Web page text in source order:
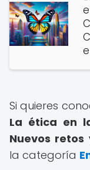
Si quieres
La ética en
Nuevos
la categoría